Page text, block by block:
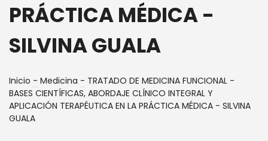
PRÁCTICA MÉDICA -
SILVINA GUALA
Inicio - Medicina - TRATADO DE MEDICINA FUNCIONAL -
BASES CIENTÍFICAS, ABORDAJE CLÍNICO INTEGRAL Y
APLICACIÓN TERAPÉUTICA EN LA PRÁCTICA MÉDICA - SILVINA
GUALA